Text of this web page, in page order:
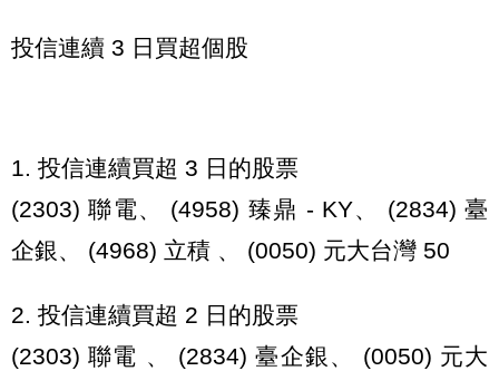
投信連續 3 日買超個股
1. 投信連續買超 3 日的股票
(2303) 聯電、 (4958) 臻鼎 - KY、 (2834) 臺
企銀、 (4968) 立積 、 (0050) 元大台灣 50
2. 投信連續買超 2 日的股票
(2303) 聯電 、 (2834) 臺企銀、 (0050) 元大